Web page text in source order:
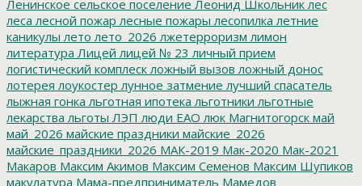
Ленинское сельское поселение Леонид Школьник лес
леса лесной пожар лесные пожары лесопилка летние
каникулы лето лето_2026 лжетерроризм лимон
литература Лицей лицей № 23 личный прием
логистический комплеск ложный вызов ложный донос
лотерея лоукостер лунное затмение лучший спасатель
лыжная гонка льготная ипотека льготники льготные
лекарства льготы ЛЭП люди ЕАО люк Магнитогорск май
май_2026 майские праздники майские_2026
майские_праздники_2026 МАК-2019 Мак-2020 Мак-2021
Макаров Максим Акимов Максим Семенов Максим Шупиков
макулатура Мама-предприниматель Мамедов